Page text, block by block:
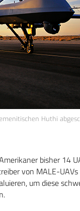
Huthi
bisher 14
von MALE-
um diese